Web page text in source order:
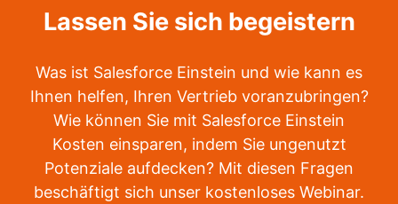
Lassen Sie sich begeistern
Was ist Salesforce Einstein und wie kann es
Ihnen helfen, Ihren Vertrieb voranzubringen?
Wie können Sie mit Salesforce Einstein
Kosten einsparen, indem Sie ungenutzt
Potenziale aufdecken? Mit diesen Fragen
beschäftigt sich unser kostenloses Webinar.